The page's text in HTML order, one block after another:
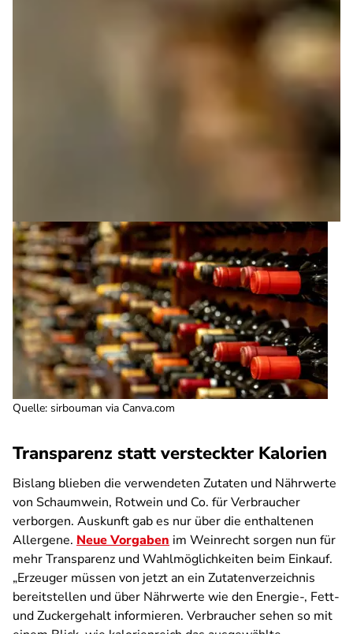
Quelle: sirbouman via Canva.com
Transparenz statt versteckter Kalorien
Bislang blieben die verwendeten Zutaten und Nährwerte
von Schaumwein, Rotwein und Co. für Verbraucher
verborgen. Auskunft gab es nur über die enthaltenen
Allergene. Neue Vorgaben im Weinrecht sorgen nun für
mehr Transparenz und Wahlmöglichkeiten beim Einkauf.
„Erzeuger müssen von jetzt an ein Zutatenverzeichnis
bereitstellen und über Nährwerte wie den Energie-, Fett-
und Zuckergehalt informieren. Verbraucher sehen so mit